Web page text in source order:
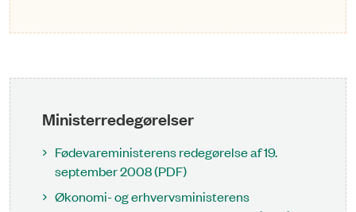
Ministerredegørelser
Fødevareministerens redegørelse af 19.
september 2008 (PDF)
Økonomi- og erhvervsministerens